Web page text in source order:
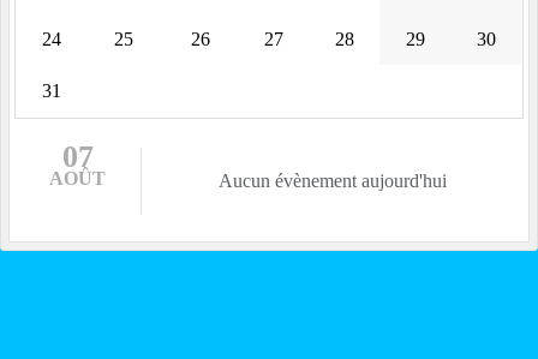
24 25 26 27 28 29 30
31
07
AOÛT Aucun évènement aujourd'hui